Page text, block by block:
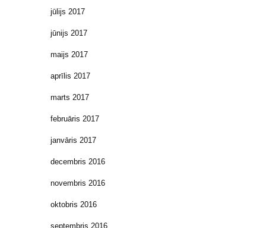
jūlijs 2017
jūnijs 2017
maijs 2017
aprīlis 2017
marts 2017
februāris 2017
janvāris 2017
decembris 2016
novembris 2016
oktobris 2016
septembris 2016